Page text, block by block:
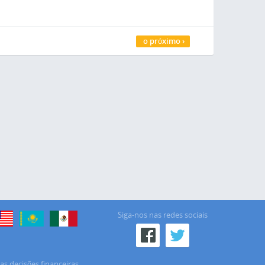
o próximo ›
Siga-nos nas redes sociais